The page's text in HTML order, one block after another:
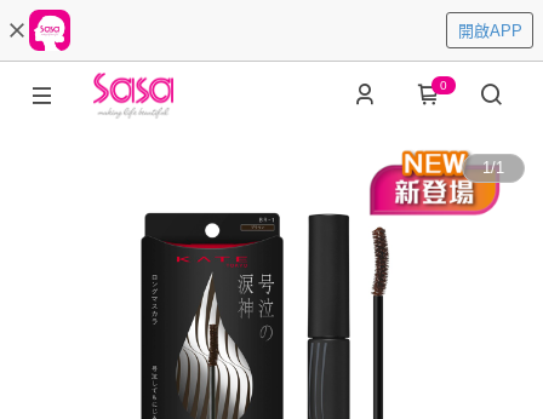
開啟APP
0
1/1